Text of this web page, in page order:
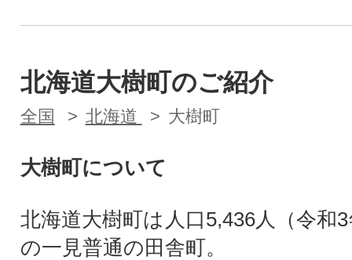
北海道大樹町のご紹介
全国 北海道 大樹町
大樹町について
北海道大樹町は人口5,436人（令和
の一見普通の田舎町。